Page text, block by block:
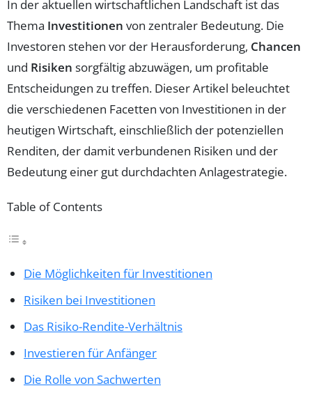
In der aktuellen wirtschaftlichen Landschaft ist das
Thema Investitionen von zentraler Bedeutung. Die
Investoren stehen vor der Herausforderung, Chancen
und Risiken sorgfältig abzuwägen, um profitable
Entscheidungen zu treffen. Dieser Artikel beleuchtet
die verschiedenen Facetten von Investitionen in der
heutigen Wirtschaft, einschließlich der potenziellen
Renditen, der damit verbundenen Risiken und der
Bedeutung einer gut durchdachten Anlagestrategie.
Table of Contents
Die Möglichkeiten für Investitionen
Risiken bei Investitionen
Das Risiko-Rendite-Verhältnis
Investieren für Anfänger
Die Rolle von Sachwerten